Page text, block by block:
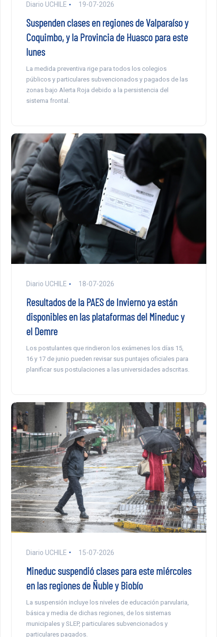
Diario UCHILE 19-07-2026
Suspenden clases en regiones de Valparaíso y
Coquimbo, y la Provincia de Huasco para este
lunes
La medida preventiva rige para todos los colegios
públicos y particulares subvencionados y pagados de las
zonas bajo Alerta Roja debido a la persistencia del
sistema frontal.
Diario UCHILE 18-07-2026
Resultados de la PAES de Invierno ya están
disponibles en las plataformas del Mineduc y
el Demre
Los postulantes que rindieron los exámenes los días 15,
16 y 17 de junio pueden revisar sus puntajes oficiales para
planificar sus postulaciones a las universidades adscritas.
Diario UCHILE 15-07-2026
Mineduc suspendió clases para este miércoles
en las regiones de Ñuble y Biobío
La suspensión incluye los niveles de educación parvularia,
básica y media de dichas regiones, de los sistemas
municipales y SLEP, particulares subvencionados y
particulares pagados.